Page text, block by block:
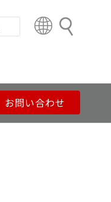
検
t
y
お問い合わせ